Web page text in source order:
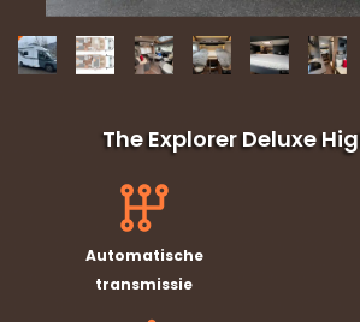
The Explorer Deluxe
Automatische
transmissie